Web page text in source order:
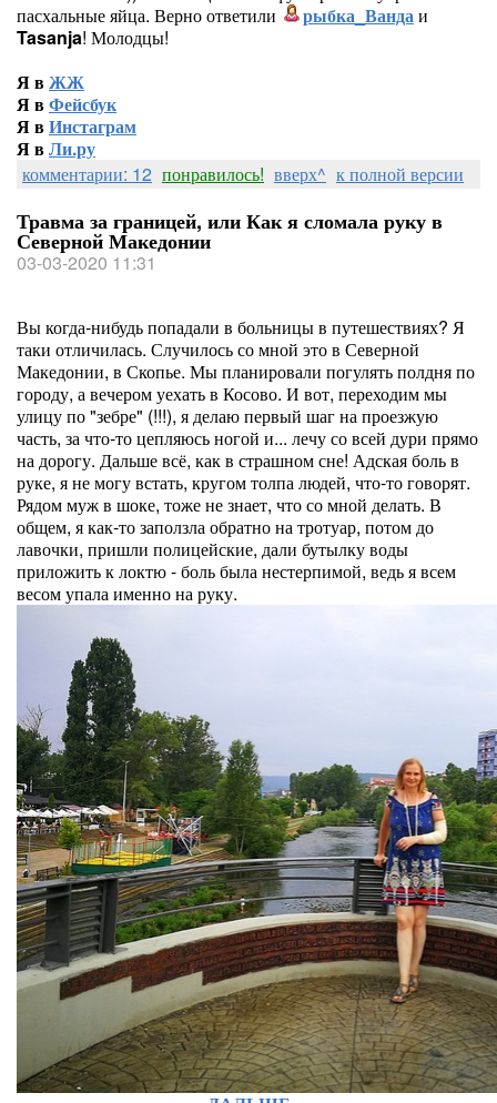
пасхальные яйца. Верно ответили
рыбка_Вандаи
Tasanja! Молодцы!
Я вЖЖ
Я вФейсбук
Я вИнстаграм
Я вЛи.ру
комментарии: 12 понравилось! вверх^ к полной версии
Травма за границей, или Как я сломала руку в
Северной Македонии
03-03-2020 11:31
Вы когда-нибудь попадали в больницы в путешествиях? Я
таки отличилась. Случилось со мной это в Северной
Македонии, в Скопье. Мы планировали погулять полдня по
городу, а вечером уехать в Косово. И вот, переходим мы
улицу по "зебре" (!!!), я делаю первый шаг на проезжую
часть, за что-то цепляюсь ногой и... лечу со всей дури прямо
на дорогу. Дальше всё, как в страшном сне! Адская боль в
руке, я не могу встать, кругом толпа людей, что-то говорят.
Рядом муж в шоке, тоже не знает, что со мной делать. В
общем, я как-то заползла обратно на тротуар, потом до
лавочки, пришли полицейские, дали бутылку воды
приложить к локтю - боль была нестерпимой, ведь я всем
весом упала именно на руку.